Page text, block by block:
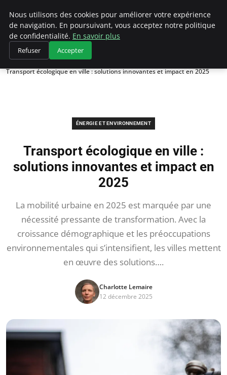
Climategatecountryclub.com
Accueil
Énergie et environnement
Transport écologique en ville : solutions innovantes et impact en 2025
ÉNERGIE ET ENVIRONNEMENT
Transport écologique en ville :
solutions innovantes et impact en
2025
La mobilité urbaine en 2025 est marquée par une
nécessité pressante de transformation. Avec la
croissance démographique et les préoccupations
environnementales qui s’intensifient, les villes mettent
en œuvre des solutions….
Charlotte Lemaire
12 décembre 2025
Nous utilisons des cookies pour améliorer votre expérience
de navigation. En poursuivant, vous acceptez notre politique
de confidentialité. En savoir plus
Refuser Accepter